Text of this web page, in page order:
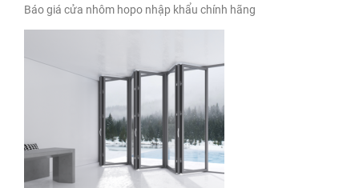
Báo giá cửa nhôm hopo nhập khẩu chính hãng